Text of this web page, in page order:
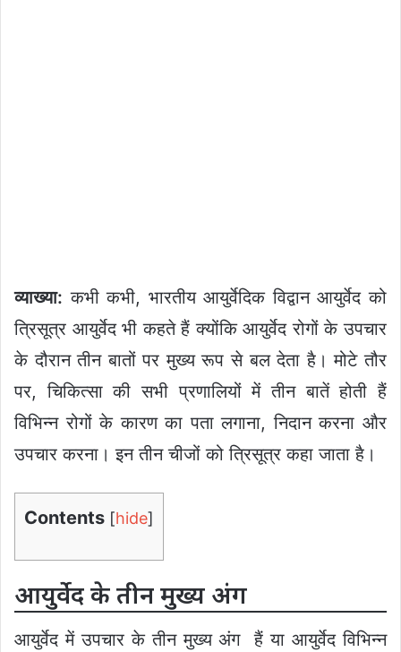
व्याख्या: कभी कभी, भारतीय आयुर्वेदिक विद्वान आयुर्वेद को
त्रिसूत्र आयुर्वेद भी कहते हैं क्योंकि आयुर्वेद रोगों के उपचार
के दौरान तीन बातों पर मुख्य रूप से बल देता है। मोटे तौर
पर, चिकित्सा की सभी प्रणालियों में तीन बातें होती हैं
विभिन्न रोगों के कारण का पता लगाना, निदान करना और
उपचार करना। इन तीन चीजों को त्रिसूत्र कहा जाता है।
Contents [hide]
आयुर्वेद के तीन मुख्य अंग
आयुर्वेद में उपचार के तीन मुख्य अंग हैं या आयुर्वेद विभिन्न